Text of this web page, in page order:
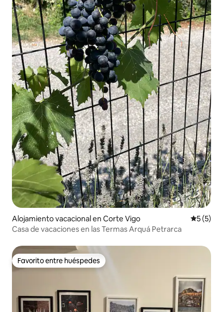
Alojamiento vacacional en Corte Vigo
5 (5)
Casa de vacaciones en las Termas Arquá Petrarca
Favorito entre huéspedes
Favorito entre huéspedes